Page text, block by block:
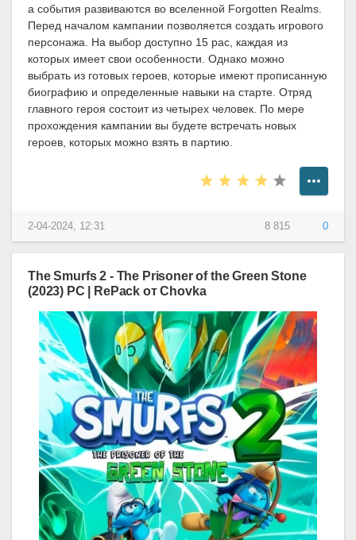
а события развиваются во вселенной Forgotten Realms.
Перед началом кампании позволяется создать игрового
персонажа. На выбор доступно 15 рас, каждая из
которых имеет свои особенности. Однако можно
выбрать из готовых героев, которые имеют прописанную
биографию и определенные навыки на старте. Отряд
главного героя состоит из четырех человек. По мере
прохождения кампании вы будете встречать новых
героев, которых можно взять в партию.
8 815 0
2-04-2024, 12:31
The Smurfs 2 - The Prisoner of the Green Stone
(2023) PC | RePack от Chovka